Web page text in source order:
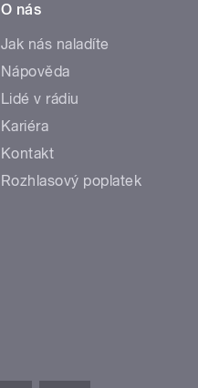
O nás
Jak nás naladíte
Nápověda
Lidé v rádiu
Kariéra
Kontakt
Rozhlasový poplatek